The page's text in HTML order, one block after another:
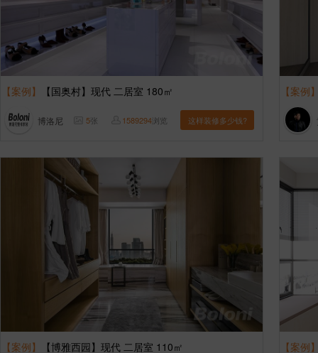
【案例】 【国奥村】现代 二居室 180㎡
博洛尼 5张 1589294浏览 这样装修多少钱?
【案例
【案例】 【博雅西园】现代 二居室 110㎡ 【案例